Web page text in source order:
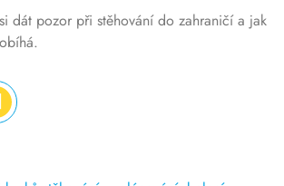
dát pozor při stěhování do zahraničí a jak